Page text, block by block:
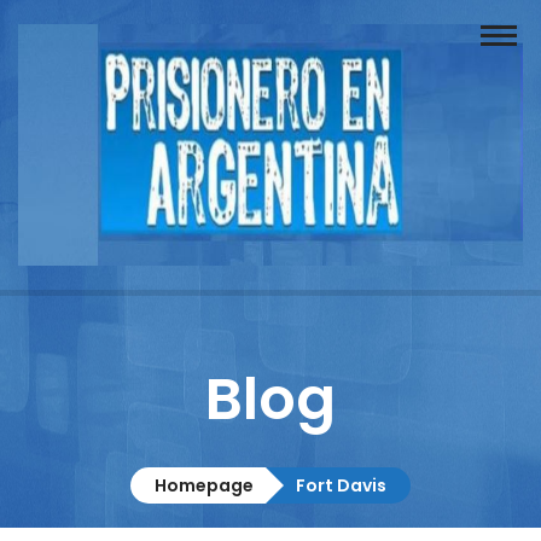
Buscador
Documentos
Columnistas
Contacto
Blog
Homepage Fort Davis